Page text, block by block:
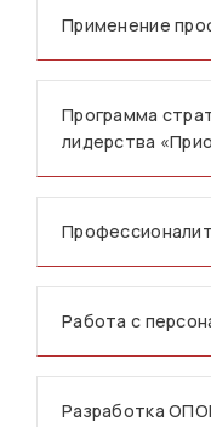
Применение
Программа
лидерства
Работа с
Разработка